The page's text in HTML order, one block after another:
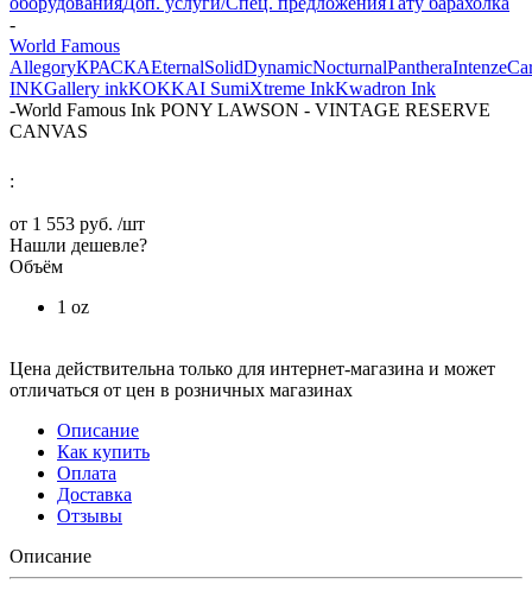
-
World Famous
AllegoryКРАСКАEternalSolidDynamicNocturnalPantheraIntenze
INKGallery inkKOKKAI SumiXtreme InkKwadron Ink
-World Famous Ink PONY LAWSON - VINTAGE RESERVE
CANVAS
:
от 1 553 руб. /шт
Нашли дешевле?
Объём
1 oz
Цена действительна только для интернет-магазина и может
отличаться от цен в розничных магазинах
Описание
Как купить
Оплата
Доставка
Отзывы
Описание